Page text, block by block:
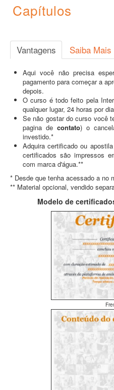
Capítulos
Vantagens Saiba Mais
Aqui você não precisa
pagamento para começar a
depois.
O curso é todo feito pela
qualquer lugar, 24 horas por
Se não gostar do curso você
pagina de contato) o
investido.*
Adquira certificado ou
certificados são impressos
com marca d'água.**
* Desde que tenha acessado a no
** Material opcional, vendido
Modelo de